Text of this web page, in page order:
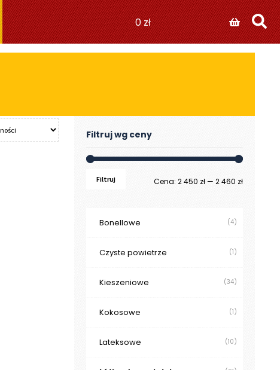
0zł
Filtruj wg ceny
Cena
Cena
Filtruj Cena:2 450 zł—2 460 zł
Bonellowe (4)
Czyste powietrze (1)
Kieszeniowe (34)
Kokosowe (1)
Lateksowe (10)